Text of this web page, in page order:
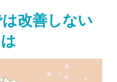
改善しない